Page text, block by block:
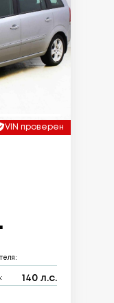
VIN проверен
140 л.с.